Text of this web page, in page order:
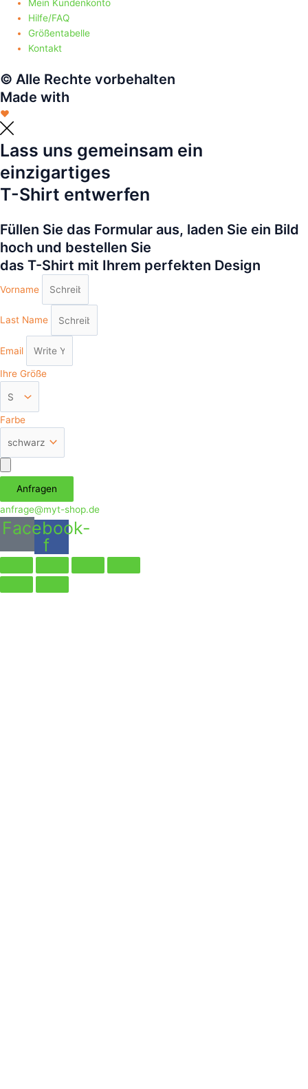
Mein Kundenkonto
Hilfe/FAQ
Größentabelle
Kontakt
© Alle Rechte vorbehalten
Made with
❤
Lass uns gemeinsam ein
einzigartiges
T-Shirt entwerfen
Füllen Sie das Formular aus, laden Sie ein Bild
hoch und bestellen Sie
das T-Shirt mit Ihrem perfekten Design
Vorname
Last Name
Email
Ihre Größe
Farbe
Аnfragen
anfrage@myt-shop.de
Facebook-
f